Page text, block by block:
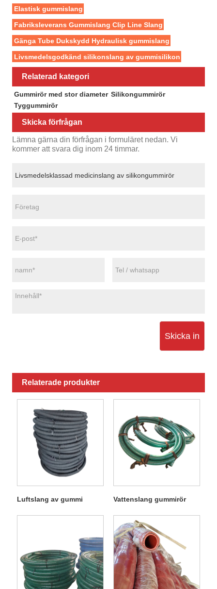
Elastisk gummislang
Fabriksleverans Gummislang Clip Line Slang
Gänga Tube Dukskydd Hydraulisk gummislang
Livsmedelsgodkänd silikonslang av gummisilikon
Relaterad kategori
Gummirör med stor diameter Silikongummirör
Tyggummirör
Skicka förfrågan
Lämna gärna din förfrågan i formuläret nedan. Vi
kommer att svara dig inom 24 timmar.
Skicka in
Relaterade produkter
Luftslang av gummi Vattenslang gummirör